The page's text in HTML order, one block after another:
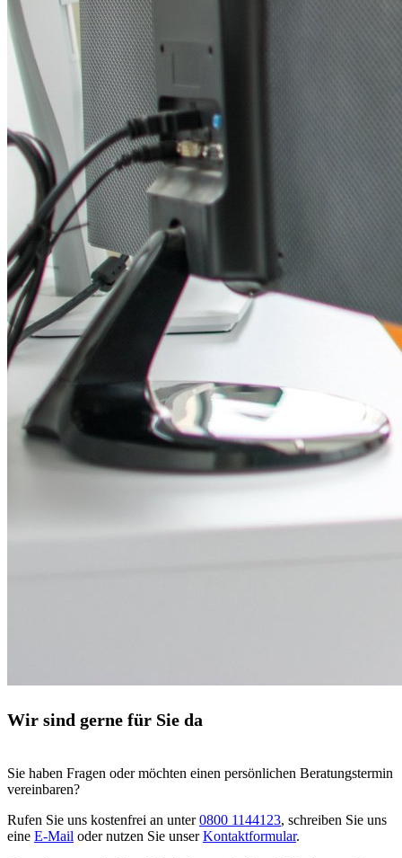
Wir sind gerne für Sie da
Sie haben Fragen oder möchten einen persönlichen Beratungstermin
vereinbaren?
Rufen Sie uns kostenfrei an unter0800 1144123, schreiben Sie uns
eine E-Mail oder nutzen Sie unserKontaktformular.